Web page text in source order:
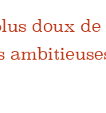
doux